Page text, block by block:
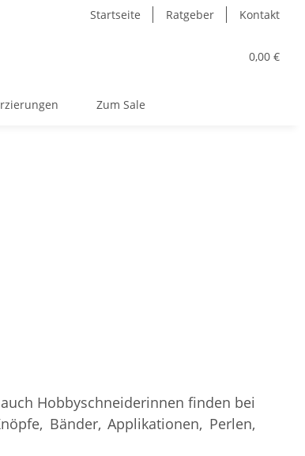
Startseite Ratgeber Kontakt
0,00 €
Zum Sale
Hobbyschneiderinnen finden bei
Bänder, Applikationen, Perlen,